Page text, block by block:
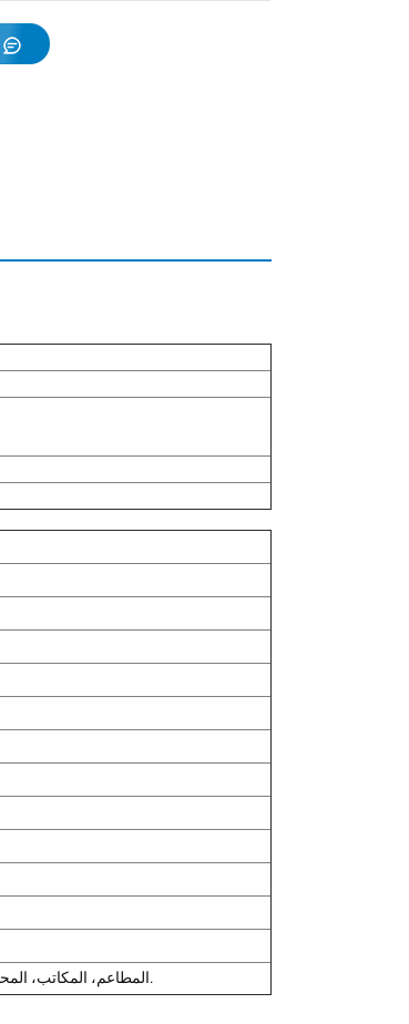
الفنادق، الفيلا، Culbs، المطاعم، المكاتب، المحلات التجارية، المنزل، الخ.